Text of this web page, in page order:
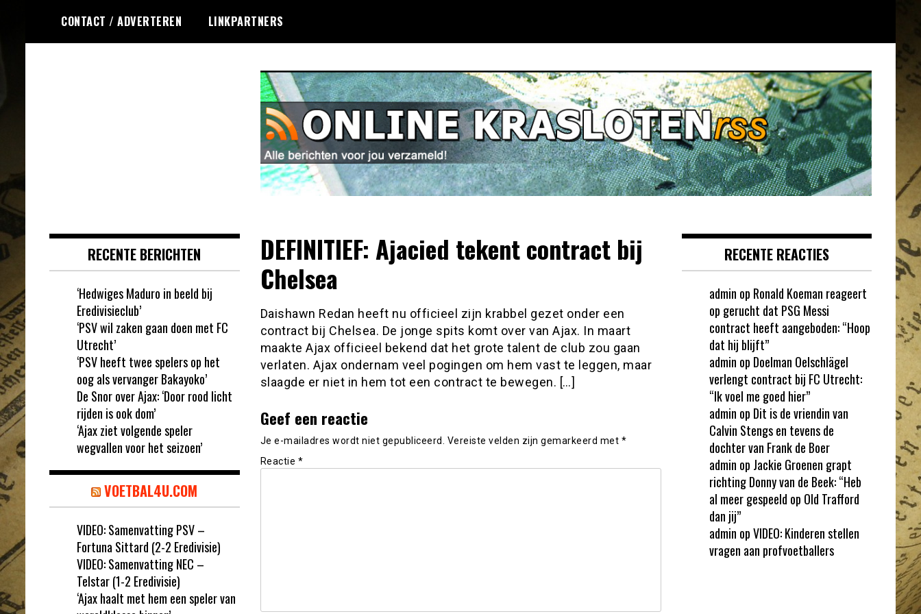
de
CONTACT / ADVERTEREN LINKPARTNERS
DEFINITIEF: Ajacied tekent contract bij
Chelsea
Daishawn Redan heeft nu officieel zijn krabbel gezet onder een
contract bij Chelsea. De jonge spits komt over van Ajax. In maart
maakte Ajax officieel bekend dat het grote talent de club zou gaan
verlaten. Ajax ondernam veel pogingen om hem vast te leggen, maar
slaagde er niet in hem tot een contract te bewegen. […]
Geef een reactie
Je e-mailadres wordt niet gepubliceerd. Vereiste velden zijn gemarkeerd met *
Reactie *
RECENTE BERICHTEN
‘Hedwiges Maduro in beeld bij
Eredivisieclub’
‘PSV wil zaken gaan doen met FC
Utrecht’
‘PSV heeft twee spelers op het
oog als vervanger Bakayoko’
De Snor over Ajax: ‘Door rood licht
rijden is ook dom’
‘Ajax ziet volgende speler
wegvallen voor het seizoen’
VOETBAL4U.COM
VIDEO: Samenvatting PSV –
Fortuna Sittard (2-2 Eredivisie)
VIDEO: Samenvatting NEC –
Telstar (1-2 Eredivisie)
‘Ajax haalt met hem een speler van
RECENTE REACTIES
admin op Ronald Koeman reageert
op gerucht dat PSG Messi
contract heeft aangeboden: “Hoop
dat hij blijft”
admin op Doelman Oelschlägel
verlengt contract bij FC Utrecht:
“Ik voel me goed hier”
admin op Dit is de vriendin van
Calvin Stengs en tevens de
dochter van Frank de Boer
admin op Jackie Groenen grapt
richting Donny van de Beek: “Heb
al meer gespeeld op Old Trafford
dan jij”
admin opVIDEO: Kinderen stellen
vragen aan profvoetballers